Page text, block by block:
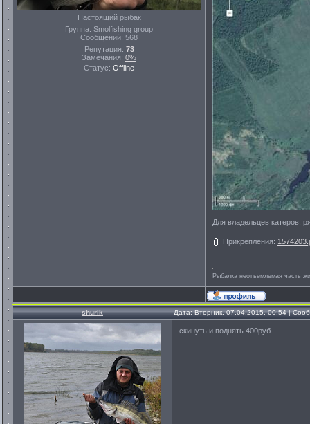
Настоящий рыбак
Группа: Smolfishing group
Сообщений: 568
Репутация: 73
Замечания: 0%
Статус: Offline
Для владельцев катеров:
Прикрепления:
Рыбалка неотъемлемая часть
shurik Дата: Вторник, 07.04.2015, 00:54 |
скинуть и поднять 400руб